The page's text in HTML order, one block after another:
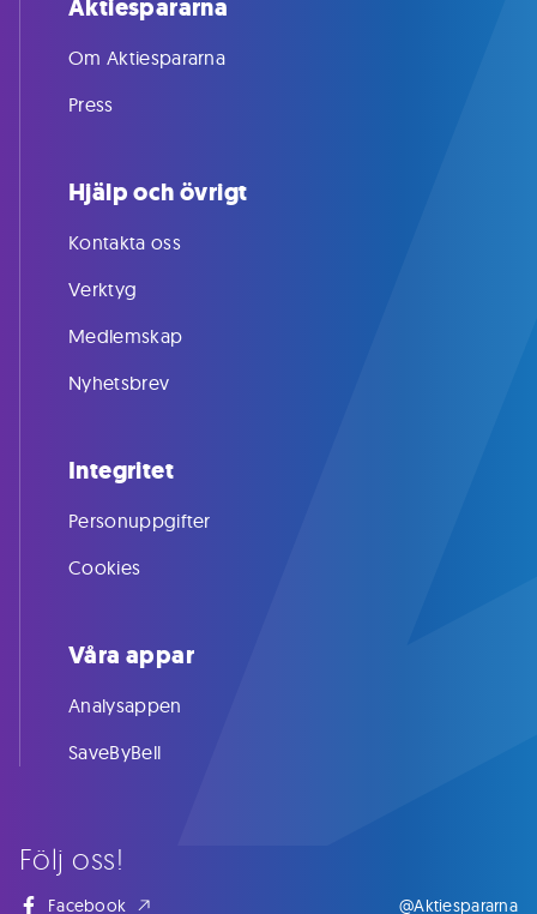
Följ oss!
Facebook @Aktiespararna
Aktiespararna
Om Aktiespararna
Press
Hjälp och övrigt
Kontakta oss
Verktyg
Medlemskap
Nyhetsbrev
Integritet
Personuppgifter
Cookies
Våra appar
Analysappen
SaveByBell